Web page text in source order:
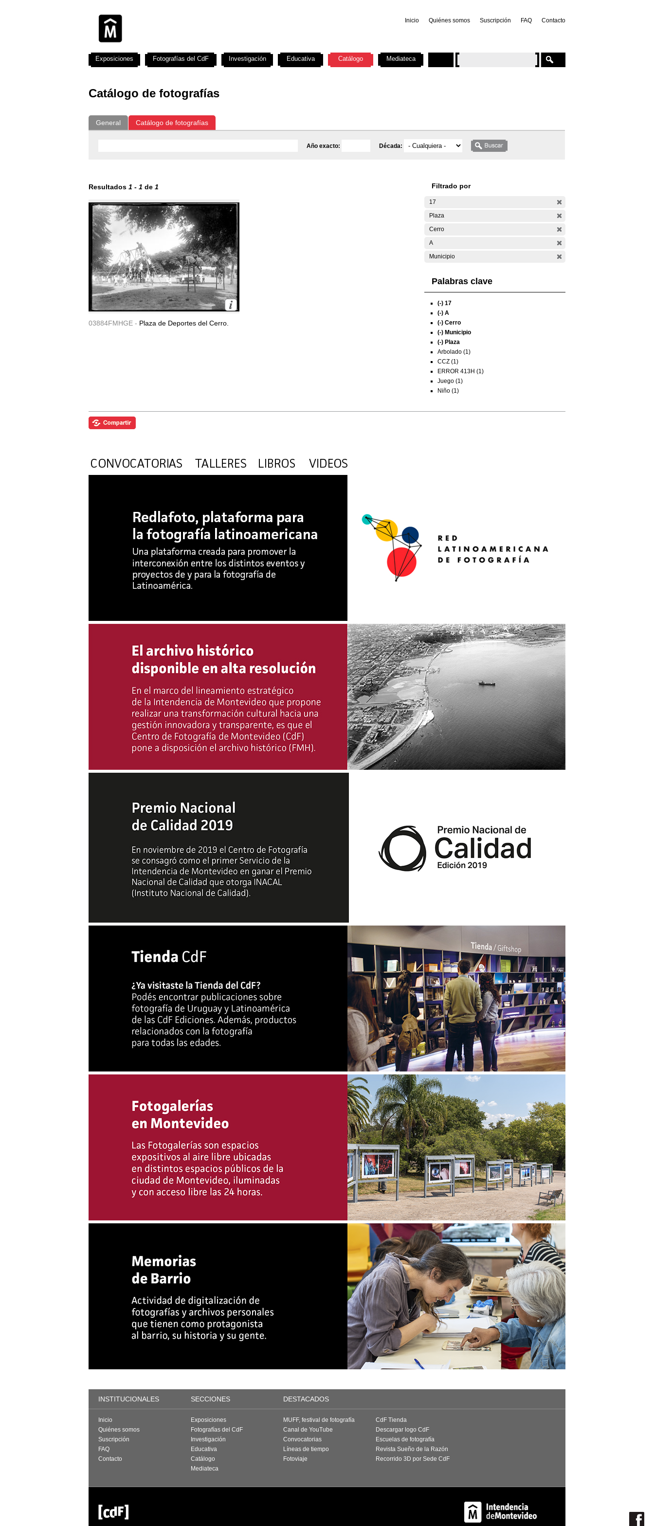
Inicio Quiénes somos Suscripción FAQ Contacto
Catálogo de fotografías
General Catálogo de fotografías
Año exacto: Década:
Resultados 1 - 1 de 1
03884FMHGE - Plaza de Deportes del Cerro.
Filtrado por
17
Plaza
Cerro
A
Municipio
Palabras clave
(-) 17
(-) A
(-) Cerro
(-) Municipio
(-) Plaza
Arbolado (1)
CCZ (1)
ERROR 413H (1)
Juego (1)
Niño (1)
Exposiciones Fotografías del CdF Investigación Educativa Catálogo Mediateca
INSTITUCIONALES SECCIONES DESTACADOS
Inicio
Quiénes somos
Suscripción
FAQ
Contacto
Exposiciones
Fotografías del CdF
Investigación
Educativa
Catálogo
Mediateca
MUFF, festival de fotografía
Canal de YouTube
Convocatorias
Líneas de tiempo
Fotoviaje
CdF Tienda
Descargar logo CdF
Escuelas de fotografía
Revista Sueño de la Razón
Recorrido 3D por Sede CdF